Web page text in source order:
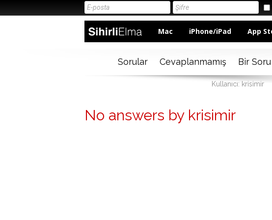
Mac iPhone/iPad App
Sorular Cevaplanmamış Bir
Kullanıcı: krisimir
No answers by krisimir